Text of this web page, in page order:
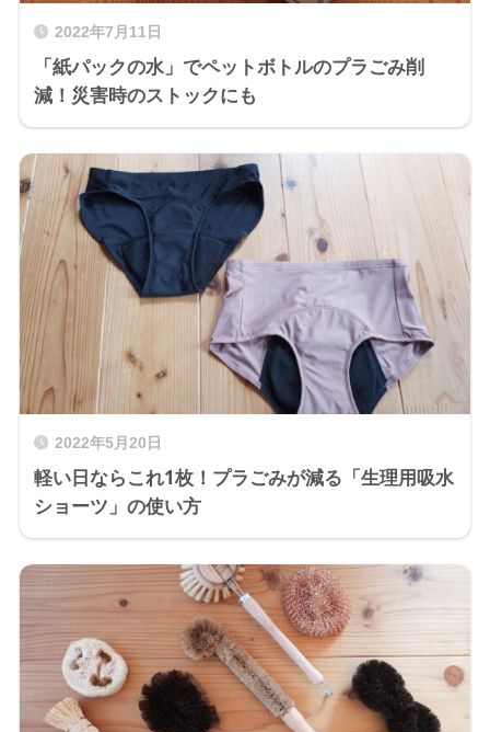
2022年7月11日
「紙パックの水」でペットボトルのプラごみ削
減！災害時のストックにも
2022年5月20日
軽い日ならこれ1枚！プラごみが減る「生理用吸水
ショーツ」の使い方